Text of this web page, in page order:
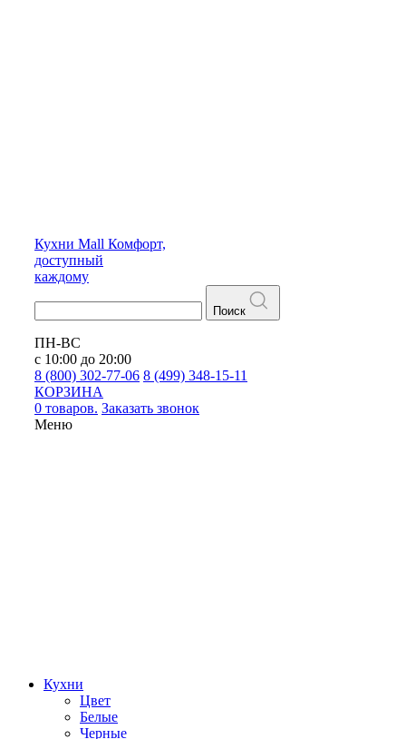
Кухни Mall Комфорт,
доступный
каждому
Поиск
ПН-ВС
с 10:00 до 20:00
8 (800) 302-77-06 8 (499) 348-15-11
КОРЗИНА
0 товаров. Заказать звонок
Меню
Кухни
Цвет
Белые
Черные